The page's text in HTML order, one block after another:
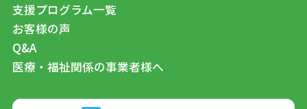
支援プログラム一覧
お客様の声
Q&A
医療・福祉関係の事業者様へ